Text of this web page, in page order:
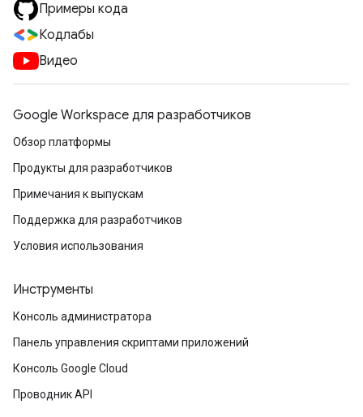
Примеры кода
Кодлабы
Видео
Google Workspace для разработчиков
Обзор платформы
Продукты для разработчиков
Примечания к выпускам
Поддержка для разработчиков
Условия использования
Инструменты
Консоль администратора
Панель управления скриптами приложений
Консоль Google Cloud
Проводник API